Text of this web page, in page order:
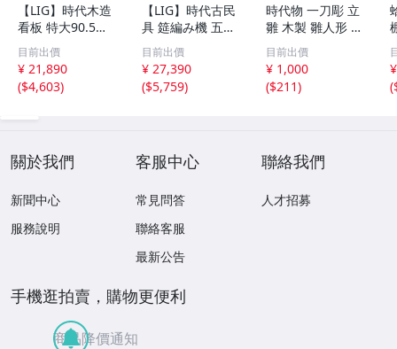
【LIG】時代木造
看板 特大90.5㎝
金彩 本舗 高田徳
左衛門 古美術品
2606.676
目前出價
¥ 21,890
($4,603)
【LIG】時代古民
具 筵編み機 五点
むしろ編み 筬 お
さ 農具 古道具 26
04.458
目前出價
¥ 27,390
($5,759)
時代物 一刀彫 立
雛 木製 雛人形 木
彫彩色 小型 2.2×
3.5×H5.7cm ひな
祭り 郷土玩具 木
工芸 置物 木彫人
目前出價
¥ 1,000
($211)
(
關於我們
新聞中心
服務說明
客服中心
常見問答
聯絡客服
最新公告
聯絡我們
人才招募
手機逛拍賣，購物更便利
商品降價通知